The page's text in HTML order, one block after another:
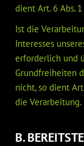
dient Art. 6 Abs.
Ist die
Interesses
erforderlich und
Grundfreiheiten
nicht, so dient
die Verarbeitung.
B.